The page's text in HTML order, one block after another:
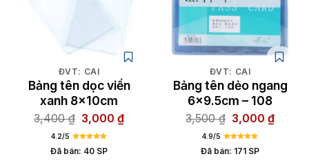
ĐVT: CÁI
Bảng tên dọc viền
xanh 8x10cm
3,400₫ Giá
gốc
là:
3,000 ₫Giá
4.2/5
Đã bán: 40 SP
ĐVT: CÁI
Bảng tên dẻo ngang
6×9.5cm – 108
3,500₫ Giá
gốc
là:
3,000 ₫Giá
4.9/5
Đã bán: 171 SP